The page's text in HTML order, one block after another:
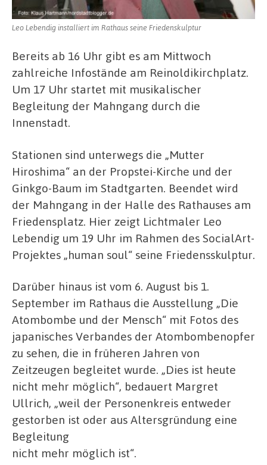
Leo Lebendig installiert im Rathaus seine Friedenskulptur
Bereits ab 16 Uhr gibt es am Mittwoch
zahlreiche Infostände am Reinoldikirchplatz.
Um 17 Uhr startet mit musikalischer
Begleitung der Mahngang durch die
Innenstadt.
Stationen sind unterwegs die „Mutter
Hiroshima“ an der Propstei-Kirche und der
Ginkgo-Baum im Stadtgarten. Beendet wird
der Mahngang in der Halle des Rathauses am
Friedensplatz. Hier zeigt Lichtmaler Leo
Lebendig um 19 Uhr im Rahmen des SocialArt-
Projektes „human soul“ seine Friedensskulptur.
Darüber hinaus ist vom 6. August bis 1.
September im Rathaus die Ausstellung „Die
Atombombe und der Mensch“ mit Fotos des
japanisches Verbandes der Atombombenopfer
zu sehen, die in früheren Jahren von
Zeitzeugen begleitet wurde. „Dies ist heute
nicht mehr möglich“, bedauert Margret
Ullrich, „weil der Personenkreis entweder
gestorben ist oder aus Altersgründung eine
Begleitung
nicht mehr möglich ist“.